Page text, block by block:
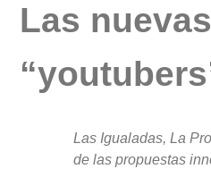
Las nuevas
Las Igualadas, La
de las propuestas